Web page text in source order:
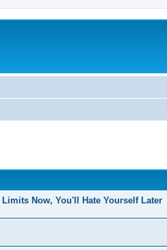
Now, You'll Hate Yourself Later